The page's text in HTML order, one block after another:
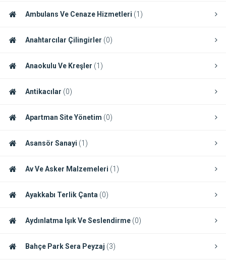
Ambulans Ve Cenaze Hizmetleri (1)
Anahtarcılar Çilingirler (0)
Anaokulu Ve Kreşler (1)
Antikacılar (0)
Apartman Site Yönetim (0)
Asansör Sanayi (1)
Av Ve Asker Malzemeleri (1)
Ayakkabı Terlik Çanta (0)
Aydınlatma Işık Ve Seslendirme (0)
Bahçe Park Sera Peyzaj (3)